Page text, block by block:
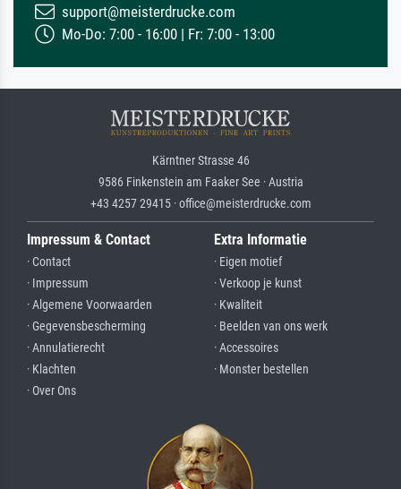
support@meisterdrucke.com
Mo-Do: 7:00 - 16:00 | Fr: 7:00 - 13:00
Kärntner Strasse 46
9586 Finkenstein am Faaker See · Austria
+43 4257 29415 · office@meisterdrucke.com
Impressum & Contact
· Contact
· Impressum
· Algemene Voorwaarden
· Gegevensbescherming
· Annulatierecht
· Klachten
· Over Ons
Extra Informatie
· Eigen motief
· Verkoop je kunst
· Kwaliteit
· Beelden van ons werk
· Accessoires
· Monster bestellen